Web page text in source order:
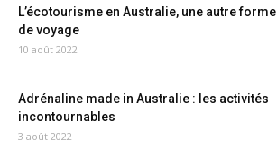
L’écotourisme en Australie, une autre forme
de voyage
10 août 2022
Adrénaline made in Australie : les activités
incontournables
3 août 2022